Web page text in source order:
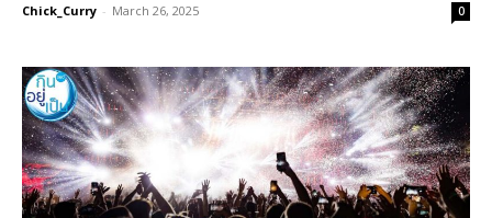
Chick_Curry - March 26, 2025 0